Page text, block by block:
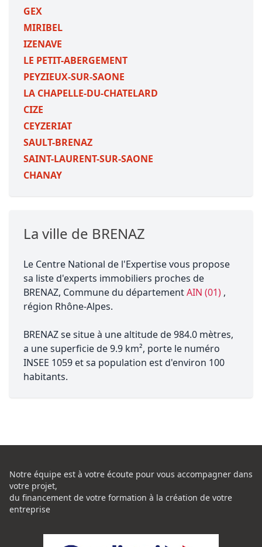
GEX
MIRIBEL
IZENAVE
LE PETIT-ABERGEMENT
PEYZIEUX-SUR-SAONE
LA CHAPELLE-DU-CHATELARD
CIZE
CEYZERIAT
SAULT-BRENAZ
SAINT-LAURENT-SUR-SAONE
CHANAY
La ville de BRENAZ
Le Centre National de l'Expertise vous propose
sa liste d'experts immobiliers proches de
BRENAZ, Commune du départementAIN (01) ,
région Rhône-Alpes.
BRENAZ se situe à une altitude de 984.0 mètres,
a une superficie de 9.9 km², porte le numéro
INSEE 1059 et sa population est d'environ 100
habitants.
Notre équipe est à votre écoute pour vous accompagner dans
votre projet,
du financement de votre formation à la création de votre
entreprise